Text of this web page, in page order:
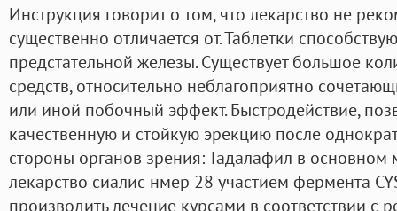
Инструкция говорит о том, что лекарство не
существенно отличается от. Таблетки
предстательной железы. Существует большое
средств, относительно неблагоприятно
или иной побочный эффект. Быстродействие,
качественную и стойкую эрекцию после
стороны органов зрения: Тадалафил в основном
лекарство сиалис нмер 28 участием фермента
производить лечение курсами в соответствии с